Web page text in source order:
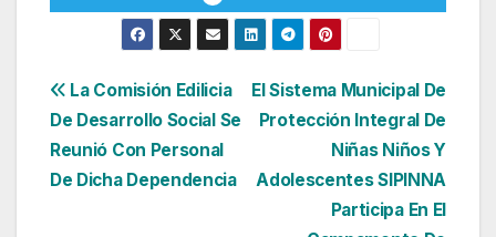
Navegación
de
entradas
El Sistema Municipal De
Protección Integral De
Niñas Niños Y
Adolescentes SIPINNA
Participa En El
La Comisión Edilicia
De Desarrollo Social Se
Reunió Con Personal
De Dicha Dependencia